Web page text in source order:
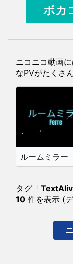
ボカ
ニコニコ動画
なPVがたくさ
ルームミラー
タグ「
10 件を表示 (